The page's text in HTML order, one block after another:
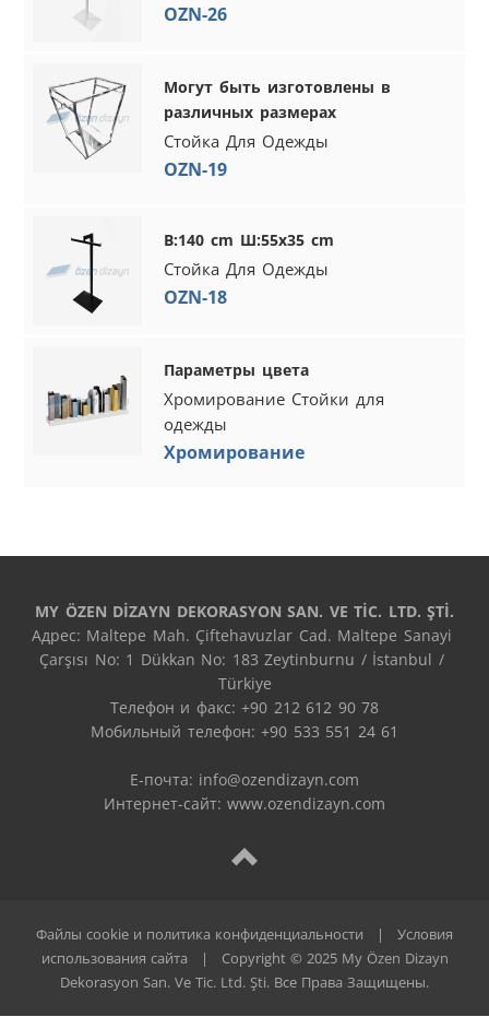
OZN-26
Могут быть изготовлены в
различных размерах
Стойка Для Одежды
OZN-19
В:140 cm Ш:55x35 cm
Стойка Для Одежды
OZN-18
Параметры цвета
Хромирование Стойки для
одежды
Хромирование
MY ÖZEN DİZAYN DEKORASYON SAN. VE TİC. LTD. ŞTİ.
Адрес: Maltepe Mah. Çiftehavuzlar Cad. Maltepe Sanayi
Çarşısı No: 1 Dükkan No: 183 Zeytinburnu / İstanbul /
Türkiye
Телефон и факс: +90 212 612 90 78
Мобильный телефон: +90 533 551 24 61
E-почта: info@ozendizayn.com
Интернет-сайт: www.ozendizayn.com
Файлы cookie и политика конфиденциальности |
Условия
использования сайта
|
Copyright © 2025 My Özen Dizayn
Dekorasyon San. Ve Tic. Ltd. Şti. Все Права Защищены.